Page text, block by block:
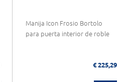
Manija Icon Frosio Bortolo
para puerta interior de roble
€ 225,29